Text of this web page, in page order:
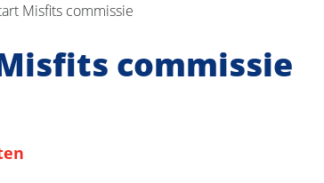
Misfits commissie
commissie